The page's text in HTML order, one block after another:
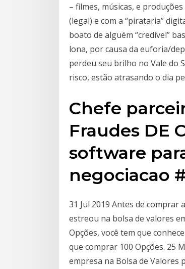
– filmes, músicas, e
(legal) e com a “pirataria”
boato de alguém “credível”
lona, por causa da euforia/
perdeu seu brilho no Vale do
risco, estão atrasando o dia
Chefe
Fraudes DE
software
negociacao
31 Jul 2019 Antes de comprar
estreou na bolsa de valores
Opções, você tem que
que comprar 100 Opções. 25
empresa na Bolsa de Valores